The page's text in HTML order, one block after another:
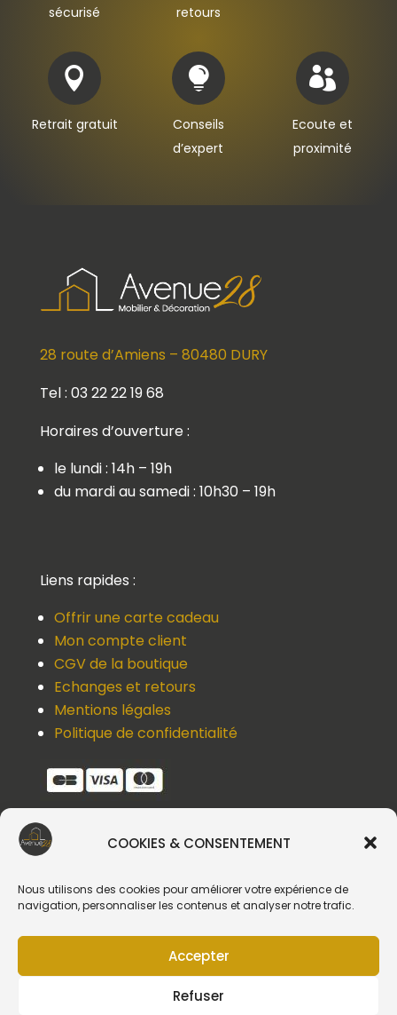
COOKIES & CONSENTEMENT
Nous utilisons des cookies pour améliorer votre expérience de
navigation, personnaliser les contenus et analyser notre trafic.
Accepter
Refuser
sécurisé
retours

Retrait gratuit

Conseils
d’expert

Ecoute et
proximité
28 route d’Amiens – 80480 DURY
Tel : 03 22 22 19 68
Horaires d’ouverture :
le lundi : 14h – 19h
du mardi au samedi : 10h30 – 19h
Liens rapides :
Offrir une carte cadeau
Mon compte client
CGV de la boutique
Echanges et retours
Mentions légales
Politique de confidentialité
Une question, un devis, un souci ?
Contactez-nous !
Suivez-nous